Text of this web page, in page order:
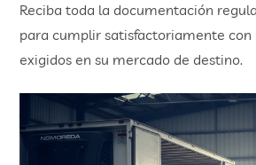
Reciba toda la documentación
para cumplir satisfactoriamente con
exigidos en su mercado de destino.